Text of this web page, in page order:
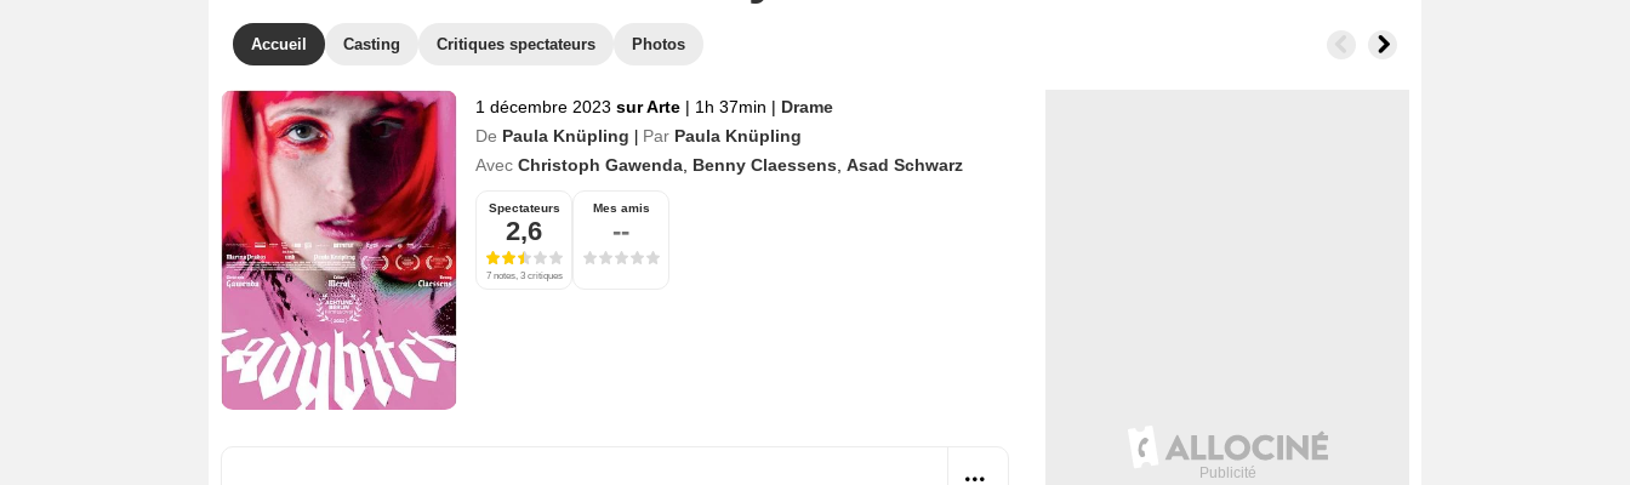
Accueil Casting Critiques spectateurs Photos
1 décembre 2023 sur Arte | 1h 37min | Drame
De Paula Knüpling Par Paula Knüpling
Avec Christoph Gawenda Benny Claessens Asad Schwarz
Spectateurs
2,6
7 notes, 3 critiques
Mes amis
--